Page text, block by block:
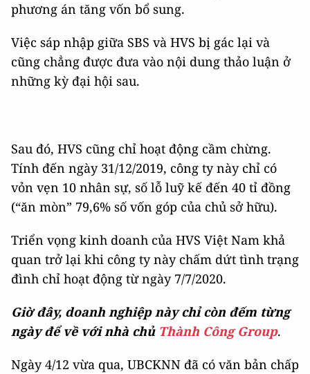
phương án tăng vốn bổ sung.
Việc sáp nhập giữa SBS và HVS bị gác lại và
cũng chẳng được đưa vào nội dung thảo luận ở
những kỳ đại hội sau.
Sau đó, HVS cũng chỉ hoạt động cầm chừng.
Tính đến ngày 31/12/2019, công ty này chỉ có
vỏn vẹn 10 nhân sự, số lỗ luỹ kế đến 40 tỉ đồng
(“ăn mòn” 79,6% số vốn góp của chủ sở hữu).
Triển vọng kinh doanh của HVS Việt Nam khả
quan trở lại khi công ty này chấm dứt tình trạng
đình chỉ hoạt động từ ngày 7/7/2020.
Giờ đây, doanh nghiệp này chỉ còn đếm từng
ngày để về với nhà chủ Thành Công Group.
Ngày 4/12 vừa qua, UBCKNN đã có văn bản chấp